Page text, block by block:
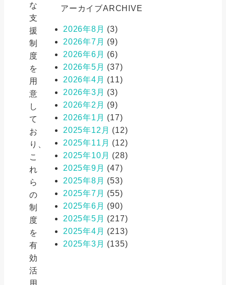
な
支
援
制
度
を
用
意
し
て
お
り、
こ
れ
ら
の
制
度
を
有
効
活
用
アーカイブARCHIVE
2026年8月 (3)
2026年7月 (9)
2026年6月 (6)
2026年5月 (37)
2026年4月 (11)
2026年3月 (3)
2026年2月 (9)
2026年1月 (17)
2025年12月 (12)
2025年11月 (12)
2025年10月 (28)
2025年9月 (47)
2025年8月 (53)
2025年7月 (55)
2025年6月 (90)
2025年5月 (217)
2025年4月 (213)
2025年3月 (135)